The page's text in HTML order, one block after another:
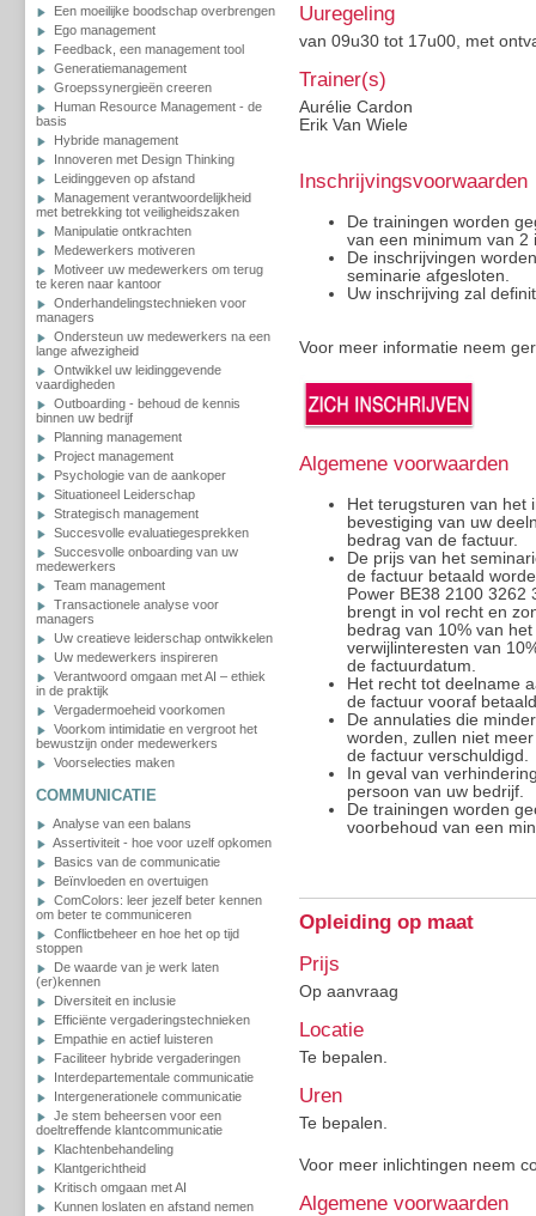
Een moeilijke boodschap overbrengen
Ego management
Feedback, een management tool
Generatiemanagement
Groepssynergieën creeren
Human Resource Management - de
basis
Hybride management
Innoveren met Design Thinking
Leidinggeven op afstand
Management verantwoordelijkheid
met betrekking tot veiligheidszaken
Manipulatie ontkrachten
Medewerkers motiveren
Motiveer uw medewerkers om terug
te keren naar kantoor
Onderhandelingstechnieken voor
managers
Ondersteun uw medewerkers na een
lange afwezigheid
Ontwikkel uw leidinggevende
vaardigheden
Outboarding - behoud de kennis
binnen uw bedrijf
Planning management
Project management
Psychologie van de aankoper
Situationeel Leiderschap
Strategisch management
Succesvolle evaluatiegesprekken
Succesvolle onboarding van uw
medewerkers
Team management
Transactionele analyse voor
managers
Uw creatieve leiderschap ontwikkelen
Uw medewerkers inspireren
Verantwoord omgaan met AI – ethiek
in de praktijk
Vergadermoeheid voorkomen
Voorkom intimidatie en vergroot het
bewustzijn onder medewerkers
Voorselecties maken
COMMUNICATIE
Analyse van een balans
Assertiviteit - hoe voor uzelf opkomen
Basics van de communicatie
Beïnvloeden en overtuigen
ComColors: leer jezelf beter kennen
om beter te communiceren
Conflictbeheer en hoe het op tijd
stoppen
De waarde van je werk laten
(er)kennen
Diversiteit en inclusie
Efficiënte vergaderingstechnieken
Empathie en actief luisteren
Faciliteer hybride vergaderingen
Interdepartementale communicatie
Intergenerationele communicatie
Je stem beheersen voor een
doeltreffende klantcommunicatie
Klachtenbehandeling
Klantgerichtheid
Kritisch omgaan met AI
Kunnen loslaten en afstand nemen
Uuregeling
van 09u30 tot 17u00, met
Trainer(s)
Aurélie Cardon
Erik Van Wiele
Inschrijvingsvoorwaarden
De trainingen worden
van een minimum van 2
De inschrijvingen
seminarie afgesloten.
Uw inschrijving zal
Voor meer informatie neem
Algemene voorwaarden
Het terugsturen van het
bevestiging van uw
bedrag van de factuur.
De prijs van het
de factuur betaald
Power BE38 2100 3262
brengt in vol recht en
bedrag van 10% van
verwijlinteresten van
de factuurdatum.
Het recht tot deelname
de factuur vooraf
De annulaties die
worden, zullen niet
de factuur verschuldigd.
In geval van
persoon van uw bedrijf.
De trainingen worden
voorbehoud van een
Opleiding op maat
Prijs
Op aanvraag
Locatie
Te bepalen.
Uren
Te bepalen.
Voor meer inlichtingen neem
Algemene voorwaarden